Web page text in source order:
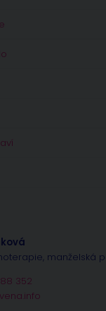
manželská
352